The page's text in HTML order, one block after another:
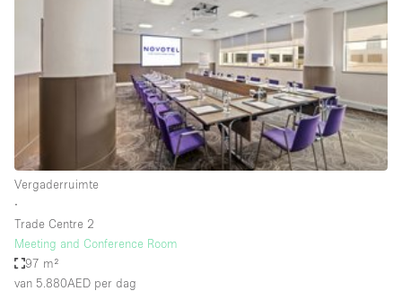
Conferentie Vergadering Kantoor
delen
Advertentieruimte
Atelier / Werkplaats
Boetiek / Winkel
Vergaderruimte
∙
Trade Centre 2
Meeting and Conference Room
97 m²
van 5.880AED per dag